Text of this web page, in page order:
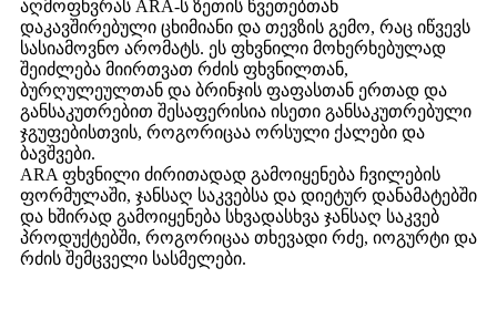
აღმოფხვრას ARA-ს ზეთის წვეთებთან
დაკავშირებული ცხიმიანი და თევზის გემო, რაც იწვევს
სასიამოვნო არომატს. ეს ფხვნილი მოხერხებულად
შეიძლება მიირთვათ რძის ფხვნილთან,
ბურღულეულთან და ბრინჯის ფაფასთან ერთად და
განსაკუთრებით შესაფერისია ისეთი განსაკუთრებული
ჯგუფებისთვის, როგორიცაა ორსული ქალები და
ბავშვები.
ARA ფხვნილი ძირითადად გამოიყენება ჩვილების
ფორმულაში, ჯანსაღ საკვებსა და დიეტურ დანამატებში
და ხშირად გამოიყენება სხვადასხვა ჯანსაღ საკვებ
პროდუქტებში, როგორიცაა თხევადი რძე, იოგურტი და
რძის შემცველი სასმელები.